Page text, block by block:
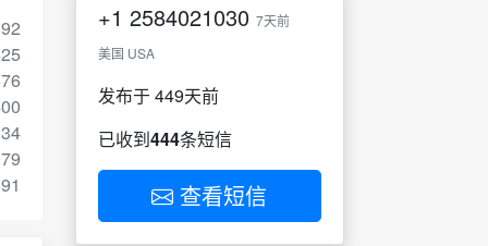
+1 2584021030 7天前
美国 USA
发布于 449天前
已收到444条短信
查看短信